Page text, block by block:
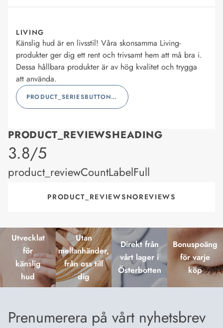
LIVING
Känslig hud är en livsstil! Våra skonsamma Living-
produkter ger dig ett rent och trivsamt hem att må bra i.
Dessa hållbara produkter är av hög kvalitet och trygga
att använda.
PRODUCT_SERIESBUTTONLABEL
PRODUCT_REVIEWSHEADING
product_rating
3.8/5
product_reviewCountLabelFull
PRODUCT_REVIEWSNOREVIEWS
Utvecklat
för
känslig
hud
Utan
mellanhänder,
från oss till
dig
Direkt från
vårt lager i
Österbotten
Bonuspoäng
för varje
köp
Prenumerera på vårt nyhetsbrev